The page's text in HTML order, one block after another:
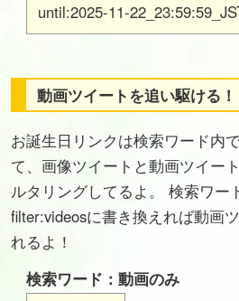
until:2025-11-
動画ツイートを追い駆ける！
お誕生日リンクは検索ワード内
て、画像ツイートと動画ツイー
ルタリングしてるよ。 検索ワー
filter:videosに書き換えれば動画
れるよ！
検索ワード：動画のみ